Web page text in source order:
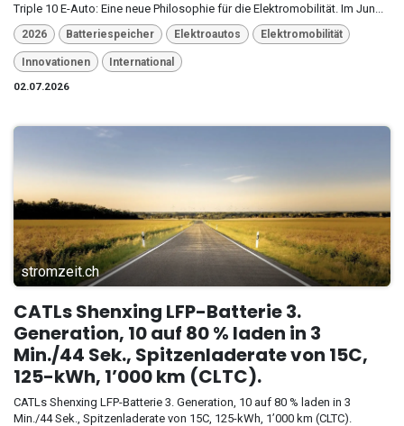
Triple 10 E-Auto: Eine neue Philosophie für die Elektromobilität. Im Jun...
2026 Batteriespeicher Elektroautos Elektromobilität
Innovationen
International
02.07.2026
stromzeit.ch
CATLs Shenxing LFP-Batterie 3.
Generation, 10 auf 80 % laden in 3
Min./44 Sek., Spitzenladerate von 15C,
125-kWh, 1’000 km (CLTC).
CATLs Shenxing LFP-Batterie 3. Generation, 10 auf 80 % laden in 3
Min./44 Sek., Spitzenladerate von 15C, 125-kWh, 1’000 km (CLTC).